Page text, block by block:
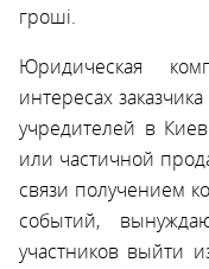
гроші.
Юридическая
интересах
учредителей в
или частичной
связи получением
событий,
участников выйти